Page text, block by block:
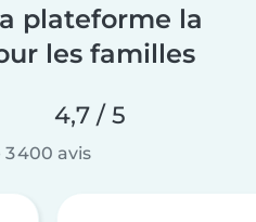
plateforme la
les familles
4,7 / 5
3 400 avis